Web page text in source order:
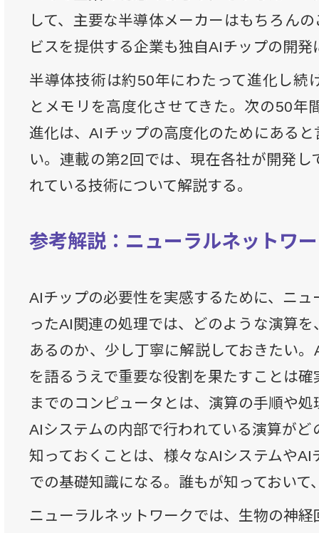
して、主要な半導体メーカーはもちろん
ビスを提供する企業も独自AIチップの開
半導体技術は約50年にわたって進化し続
とメモリを高度化させてきた。次の50年
進化は、AIチップの高度化のためにある
い。連載の第2回では、現在各社が開発し
れている技術について解説する。
参考解説：ニューラルネットワ
AIチップの必要性を実感するために、ニ
ったAI関連の処理では、どのような演算
あるのか、少し丁寧に解説しておきたい
を語るうえで重要な役割を果たすことは
までのコンピュータとは、演算の手順や
AIシステムの内部で行われている演算が
知っておくことは、様々なAIシステムや
での基礎知識になる。誰もが知っておいて
ニューラルネットワークでは、生物の神